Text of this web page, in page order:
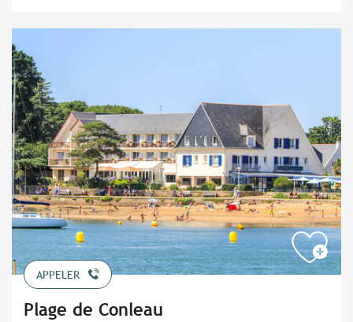
APPELER
Plage de Conleau